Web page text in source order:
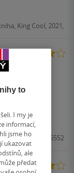
lepší.
King Cool, 2021,
pěkný , ale
nějak
9788076425552
to
I my je
informací,
jsme ho
ukazovat
ale
předat